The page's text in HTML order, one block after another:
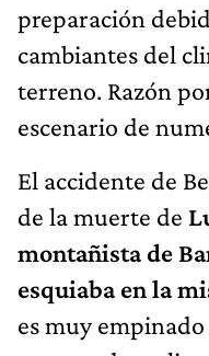
preparación
cambiantes del
terreno. Razón
escenario de
El accidente de
de la muerte de
montañista de
esquiaba en la
es muy